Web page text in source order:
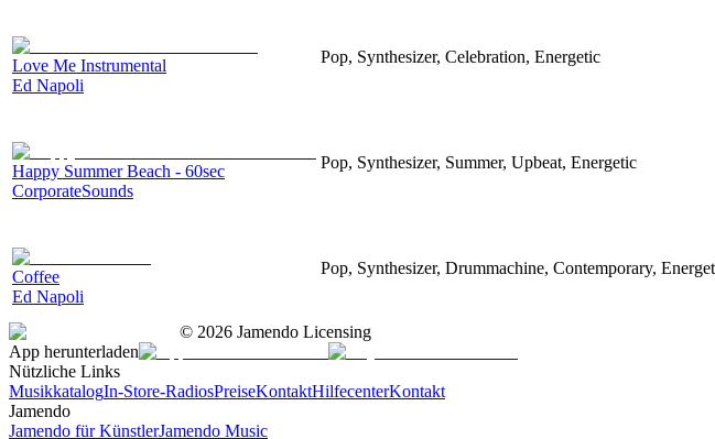
Love Me Instrumental
Ed Napoli
Pop, Synthesizer, Celebration, Energetic
Happy Summer Beach - 60sec
CorporateSounds
Pop, Synthesizer, Summer, Upbeat, Energetic
Coffee
Ed Napoli
Pop, Synthesizer, Drummachine, Contemporary,
© 2026 Jamendo Licensing
App herunterladen
Nützliche Links
MusikkatalogIn-Store-RadiosPreiseKontaktHilfecenterKontakt
Jamendo
Jamendo für KünstlerJamendo Music